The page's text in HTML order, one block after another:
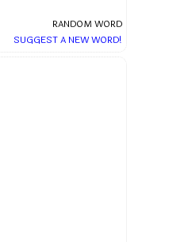
RANDOM WORD
SUGGEST A NEW WORD!